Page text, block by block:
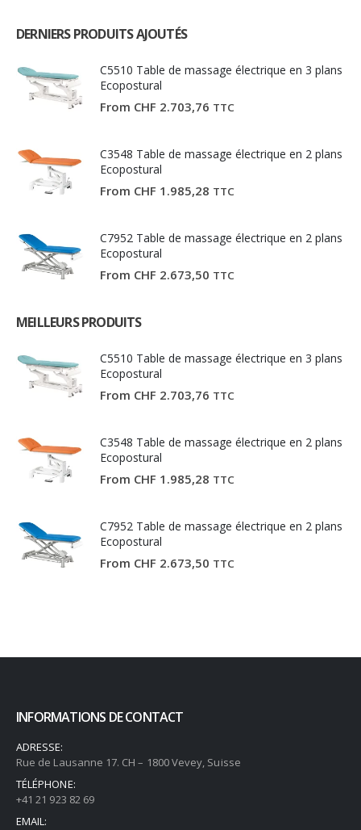
DERNIERS PRODUITS AJOUTÉS
C5510 Table de massage électrique en 3 plans
Ecopostural
From CHF 2.703,76 TTC
C3548 Table de massage électrique en 2 plans
Ecopostural
From CHF 1.985,28 TTC
C7952 Table de massage électrique en 2 plans
Ecopostural
From CHF 2.673,50 TTC
MEILLEURS PRODUITS
C5510 Table de massage électrique en 3 plans
Ecopostural
From CHF 2.703,76 TTC
C3548 Table de massage électrique en 2 plans
Ecopostural
From CHF 1.985,28 TTC
C7952 Table de massage électrique en 2 plans
Ecopostural
From CHF 2.673,50 TTC
INFORMATIONS DE CONTACT
ADRESSE:
Rue de Lausanne 17. CH – 1800 Vevey, Suisse
TÉLÉPHONE:
+41 21 923 82 69
EMAIL: